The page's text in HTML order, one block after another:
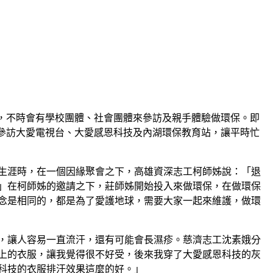
時會有學校團體、社會團體來參訪及親手體驗做環保。即
大愛電視台、大愛感恩科技及內湖環保教育站，讓平時忙
涯時，在一個因緣聚會之下，高雄資深志工柯師姊說：「退
在柯師姊的邀請之下，莊師姊開始投入來做環保，在做環保
是相同的，都是為了愛護地球，需要大家一起來維護，做環
讓人容易一直流汗，還有可能會長濕疹。慈濟志工沈素娥分
的衣服，讓我覺得很不好受，後來我穿了大愛感恩科技的灰
的衣服排汗效果這麼的好。」